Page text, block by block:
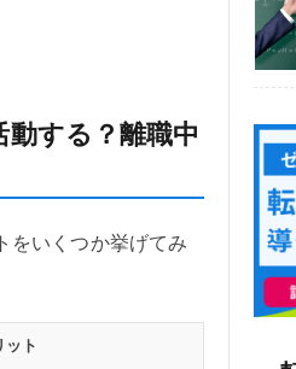
する？離職中
をいくつか挙げてみ
ット